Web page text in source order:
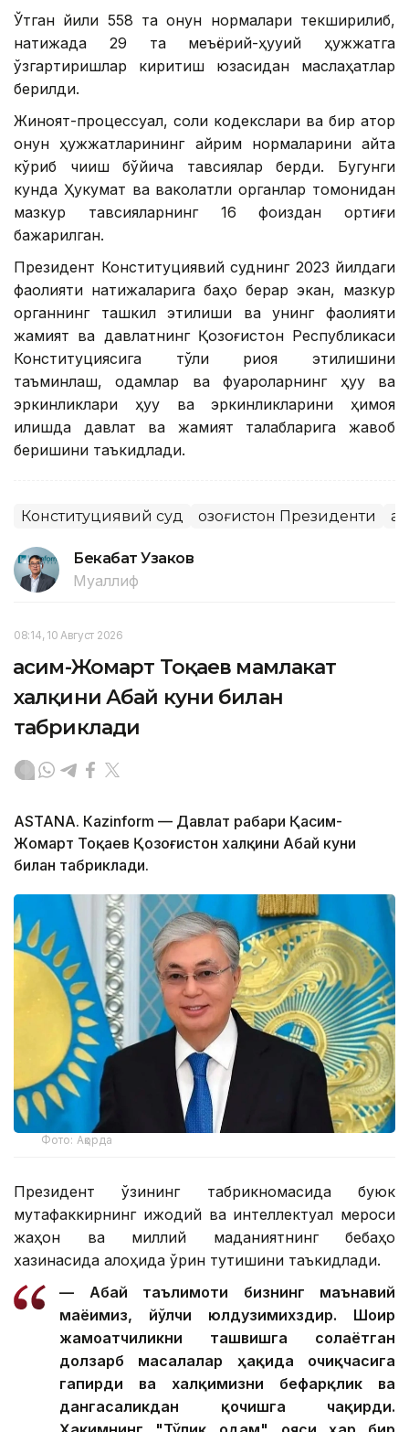
Ўтган йили 558 та қонун нормалари текширилиб,
натижада 29 та меъёрий-ҳуқуқий ҳужжатга
ўзгартиришлар киритиш юзасидан маслаҳатлар
берилди.
Жиноят-процессуал, солиқ кодекслари ва бир қатор
қонун ҳужжатларининг айрим нормаларини қайта
кўриб чиқиш бўйича тавсиялар берди. Бугунги
кунда Ҳукумат ва ваколатли органлар томонидан
мазкур тавсияларнинг 16 фоиздан ортиғи
бажарилган.
Президент Конституциявий суднинг 2023 йилдаги
фаолияти натижаларига баҳо берар экан, мазкур
органнинг ташкил этилиши ва унинг фаолияти
жамият ва давлатнинг Қозоғистон Республикаси
Конституциясига тўлиқ риоя этилишини
таъминлаш, одамлар ва фуқароларнинг ҳуқуқ ва
эркинликлари ҳуқуқ ва эркинликларини ҳимоя
қилишда давлат ва жамият талабларига жавоб
беришини таъкидлади.
Конституциявий суд Қозоғистон Президенти
Бекабат Узаков
Муаллиф
08:14, 10 Август 2026
Қасим-Жомарт Тоқаев мамлакат
халқини Абай куни билан
табриклади
ASTANА. Кazinform — Давлат раҳбари Қасим-
Жомарт Тоқаев Қозоғистон халқини Абай куни
билан табриклади.
Фото: Ақорда
Президент ўзининг табрикномасида буюк
мутафаккирнинг ижодий ва интеллектуал мероси
жаҳон ва миллий маданиятнинг бебаҳо
хазинасида алоҳида ўрин тутишини таъкидлади.
— Абай таълимоти бизнинг маънавий
маёғимиз, йўлчи юлдузимихздир. Шоир
жамоатчиликни ташвишга солаётган
долзарб масалалар ҳақида очиқчасига
гапирди ва халқимизни бефарқлик ва
дангасаликдан қочишга чақирди.